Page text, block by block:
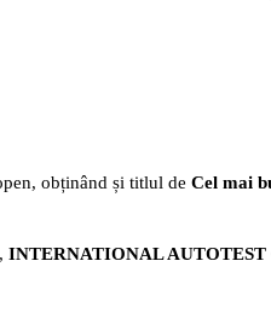
obținând și titlul de Cel mai
INTERNATIONAL